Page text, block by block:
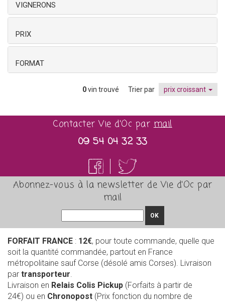
VIGNERONS
PRIX
FORMAT
0vin trouvé Trier par prix croissant
Contacter Vie d'Oc parmail
09 54 04 32 33
Abonnez-vous à la newsletter de Vie d'Oc par
mail
OK
FORFAIT FRANCE : 12€, pour toute commande, quelle que
soit la quantité commandée, partout en France
métropolitaine sauf Corse (désolé amis Corses). Livraison
par transporteur.
Livraison en Relais Colis Pickup (Forfaits à partir de
24€) ou en Chronopost (Prix fonction du nombre de